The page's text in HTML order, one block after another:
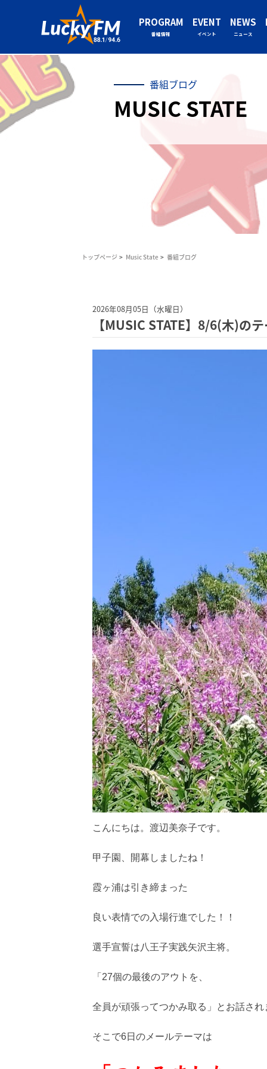
PROGRAM
番組情報
EVENT
イベント
NEWS
ニュース
番組ブログ
MUSIC STATE
トップページ Music State 番組ブログ
2026年08月05日（水曜日）
【MUSIC STATE】8/6(木)の
こんにちは。渡辺美奈子です。
甲子園、開幕しましたね！
霞ヶ浦は引き締まった
良い表情での入場行進でした！！
選手宣誓は八王子実践矢沢主将。
「27個の最後のアウトを、
全員が頑張ってつかみ取る」とお話され
そこで6日のメールテーマは